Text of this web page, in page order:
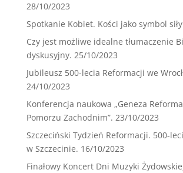
28/10/2023
Spotkanie Kobiet. Kości jako symbol
Czy jest możliwe idealne tłumaczenie
dyskusyjny. 25/10/2023
Jubileusz 500-lecia Reformacji we
24/10/2023
Konferencja naukowa „Geneza
Pomorzu Zachodnim”. 23/10/2023
Szczeciński Tydzień Reformacji. 500-
w Szczecinie. 16/10/2023
Finałowy Koncert Dni Muzyki